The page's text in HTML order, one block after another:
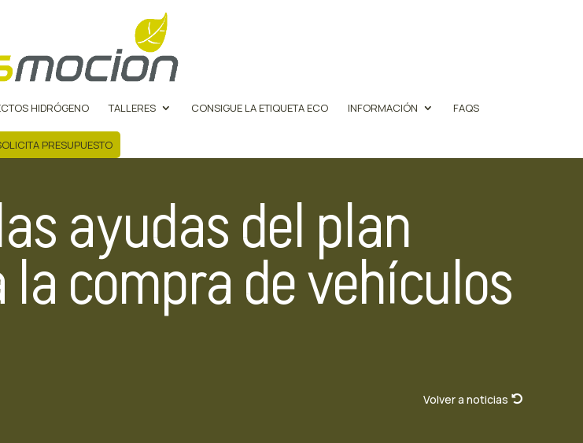
HIDRÓGENO TALLERES CONSIGUE LA ETIQUETA ECO INFORMACIÓN FAQS
PRESUPUESTO
ayudas del plan
la compra de vehículos
Volver a noticias